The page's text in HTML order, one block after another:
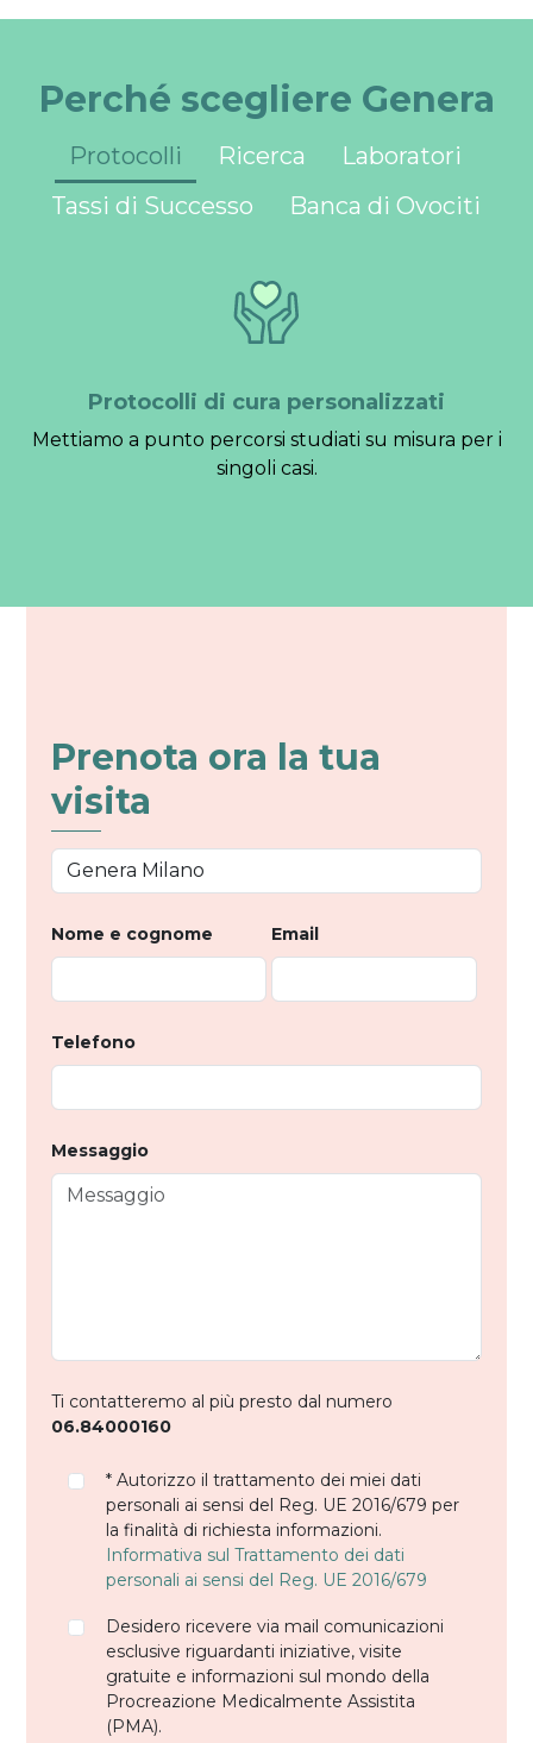
Perché scegliere Genera
Protocolli Ricerca
Laboratori
Tassi di Successo
Banca di Ovociti
Protocolli di cura personalizzati
Mettiamo a punto percorsi studiati su misura per i
singoli casi.
Prenota ora la tua
visita
Nome e cognome Email
Telefono
Messaggio
Ti contatteremo al più presto dal numero
06.84000160
* Autorizzo il trattamento dei miei dati
personali ai sensi del Reg. UE 2016/679 per
la finalità di richiesta informazioni.
Informativa sul Trattamento dei dati
personali ai sensi del Reg. UE 2016/679
Desidero ricevere via mail comunicazioni
esclusive riguardanti iniziative, visite
gratuite e informazioni sul mondo della
Procreazione Medicalmente Assistita
(PMA).